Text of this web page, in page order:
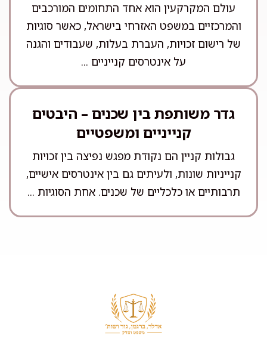
עולם המקרקעין הוא אחד התחומים המורכבים
והמרכזיים במשפט האזרחי בישראל, כאשר סוגיות
של רישום זכויות, העברת בעלות, שעבודים והגנה
על אינטרסים קנייניים ...
גדר משותפת בין שכנים – היבטים
קנייניים ומשפטיים
גבולות קניין הם נקודת מפגש נפיצה בין זכויות
קנייניות שונות, ולעיתים גם בין אינטרסים אישיים,
תרבותיים או כלכליים של שכנים. אחת הסוגיות ...